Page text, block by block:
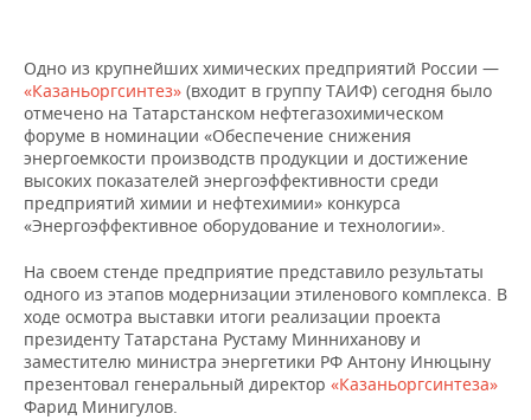
ONLINE-КОНФЕРЕНЦИИ
ОТКРЫТАЯ ЛЕКЦИЯ
ХОККЕЙ
БАСКЕТБОЛ
ВОЛЕЙБОЛ
КИБЕРСПОРТ
ФИГУРНОЕ КАТАНИЕ
ВОДНЫЕ ВИДЫ СПОРТА
ХОККЕЙ С МЯЧОМ
ВЛАСТЬ
ИНФРАСТРУКТУРА
ИСТОРИЯ
КУЛЬТУРА
МЕДИЦИНА
ОБРАЗОВАНИЕ
ПРОИСШЕСТВИЯ
СЮЖЕТЫ
СПРАВОЧНИК
СПИСОК ПЕРСОН
СПИСОК КОМПАНИЙ
ПОЛНАЯ ВЕРСИЯ
Одно из крупнейших химических предприятий России —
«Казаньоргсинтез» (входит в группу ТАИФ) сегодня было
отмечено на Татарстанском нефтегазохимическом
форуме в номинации «Обеспечение снижения
энергоемкости производств продукции и достижение
высоких показателей энергоэффективности среди
предприятий химии и нефтехимии» конкурса
«Энергоэффективное оборудование и технологии».
На своем стенде предприятие представило результаты
одного из этапов модернизации этиленового комплекса. В
ходе осмотра выставки итоги реализации проекта
президенту Татарстана Рустаму Минниханову и
заместителю министра энергетики РФ Антону Инюцыну
презентовал генеральный директор «Казаньоргсинтеза»
Фарид Минигулов.